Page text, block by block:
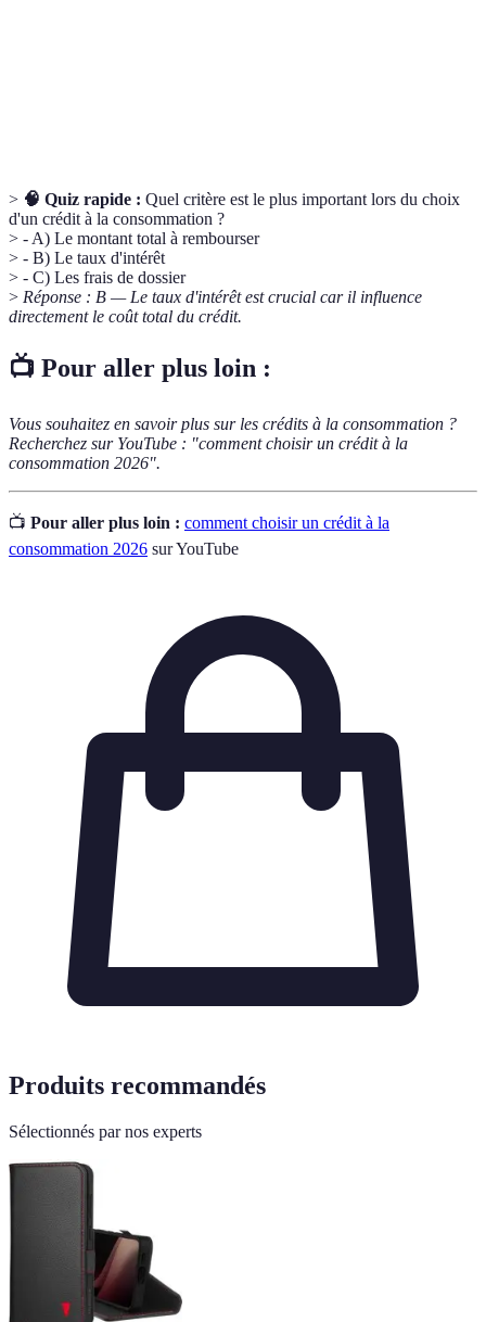
> 🧠 Quiz rapide : Quel critère est le plus important lors du choix
d'un crédit à la consommation ?
> - A) Le montant total à rembourser
> - B) Le taux d'intérêt
> - C) Les frais de dossier
> Réponse : B — Le taux d'intérêt est crucial car il influence
directement le coût total du crédit.
📺 Pour aller plus loin :
Vous souhaitez en savoir plus sur les crédits à la consommation ?
Recherchez sur YouTube : "comment choisir un crédit à la
consommation 2026".
📺 Pour aller plus loin : comment choisir un crédit à la
consommation 2026 sur YouTube
Produits recommandés
Sélectionnés par nos experts